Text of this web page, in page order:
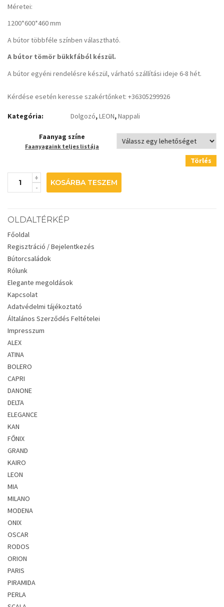
Méretei:
1200*600*460 mm
A bútor többféle színben választható.
A bútor tömör bükkfából készül.
A bútor egyéni rendelésre készül, várható szállítási ideje 6-8 hét.
Kérdése esetén keresse szakértőnket: +36305299926
Kategória: Dolgozó,LEON,Nappali
Faanyag színe
Faanyagaink teljes listája
Törlés
KOSÁRBA TESZEM
OLDALTÉRKÉP
Főoldal
Regisztráció / Bejelentkezés
Bútorcsaládok
Rólunk
Elegante megoldások
Kapcsolat
Adatvédelmi tájékoztató
Általános Szerződés Feltételei
Impresszum
ALEX
ATINA
BOLERO
CAPRI
DANONE
DELTA
ELEGANCE
KAN
FŐNIX
GRAND
KAIRO
LEON
MIA
MILANO
MODENA
ONIX
OSCAR
RODOS
ORION
PARIS
PIRAMIDA
PERLA